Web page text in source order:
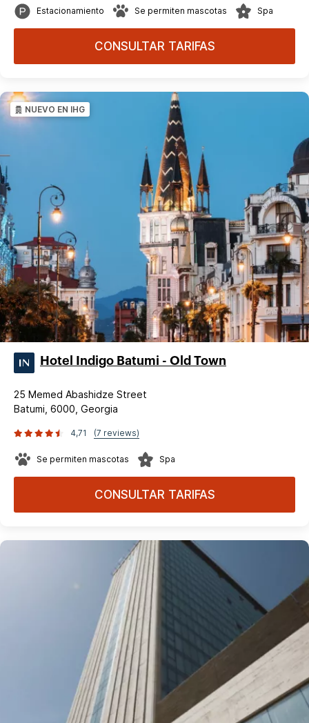
Estacionamiento Se permiten mascotas Spa
CONSULTAR TARIFAS
NUEVO EN IHG
Hotel Indigo Batumi - Old Town
25 Memed Abashidze Street
Batumi, 6000, Georgia
4,71 (7 reviews)
Se permiten mascotas Spa
CONSULTAR TARIFAS